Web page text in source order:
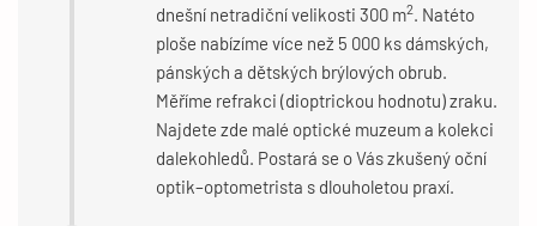
dnešní netradiční velikosti 300 m2. Natéto
ploše nabízíme více než 5 000 ks dámských,
pánských a dětských brýlových obrub.
Měříme refrakci (dioptrickou hodnotu) zraku.
Najdete zde malé optické muzeum a kolekci
dalekohledů. Postará se o Vás zkušený oční
optik–optometrista s dlouholetou praxí.